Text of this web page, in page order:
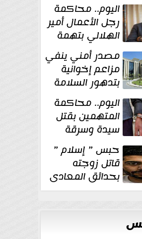
اليوم.. محاكمة
رجل الأعمال أمير
الهلالي بتهمة
غسل الأموال
مصدر أمني ينفي
مزاعم إخوانية
بتدهور السلامة
الإنشائية لأحد
والتأهيل
اليوم.. محاكمة
المتهمين بقتل
سيدة وسرقة
ذهبها في بولاق
حبس ” إسلام ”
قاتل زوجته
بحدائق المعادى
١٥ يوم أخرى